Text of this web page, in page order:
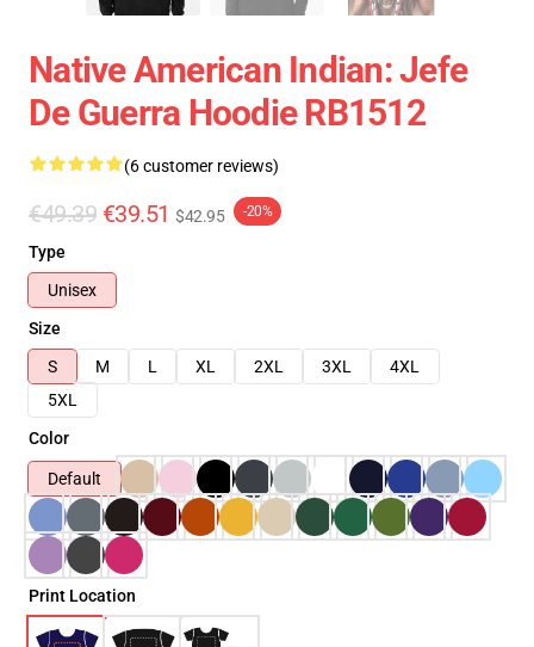
Native American Indian: Jefe
De Guerra Hoodie RB1512
(6 customer reviews)
€49.39 €39.51 $42.95 -20%
Type
Unisex
Size
S
M L XL 2XL 3XL
4XL
5XL
Color
Default
Print Location